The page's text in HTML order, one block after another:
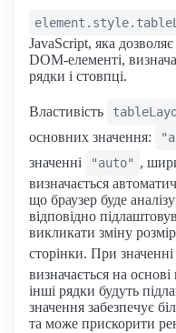
JavaScript, яка
DOM-елементі,
рядки і стовпці.
Властивість
основних значення:
значенні
"auto" ,
визначається
що браузер буде
відповідно
викликати зміну
сторінки. При значенні
визначається на
інші рядки будуть
значення забезпечує
та може прискорити